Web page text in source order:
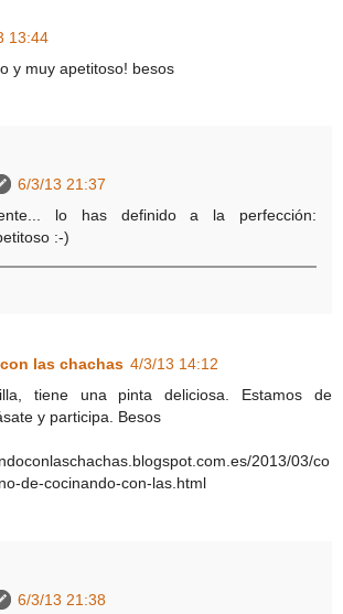
13:44
y muy apetitoso! besos
6/3/13 21:37
lo has definido a la perfección:
:-)
las chachas 4/3/13 14:12
tiene una pinta deliciosa. Estamos de
y participa. Besos
2013/03/co
de-cocinando-con-las.html
6/3/13 21:38